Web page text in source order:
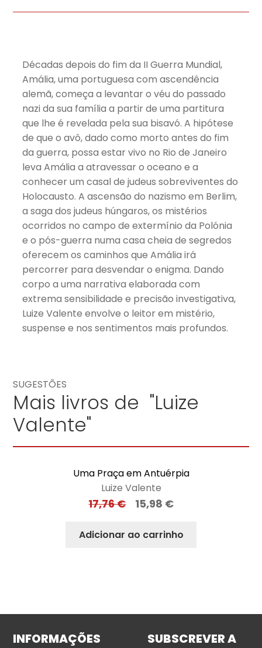
Décadas depois do fim da II Guerra Mundial,
Amália, uma portuguesa com ascendência
alemã, começa a levantar o véu do passado
nazi da sua família a partir de uma partitura
que lhe é revelada pela sua bisavó. A hipótese
de que o avô, dado como morto antes do fim
da guerra, possa estar vivo no Rio de Janeiro
leva Amália a atravessar o oceano e a
conhecer um casal de judeus sobreviventes do
Holocausto. A ascensão do nazismo em Berlim,
a saga dos judeus húngaros, os mistérios
ocorridos no campo de extermínio da Polónia
e o pós-guerra numa casa cheia de segredos
oferecem os caminhos que Amália irá
percorrer para desvendar o enigma. Dando
corpo a uma narrativa elaborada com
extrema sensibilidade e precisão investigativa,
Luize Valente envolve o leitor em mistério,
suspense e nos sentimentos mais profundos.
SUGESTÕES
Mais livros de "Luize
Valente"
Uma Praça em Antuérpia
Luize Valente
17,76€ 15,98 €
Adicionar ao carrinho
INFORMAÇÕES
SUBSCREVER A